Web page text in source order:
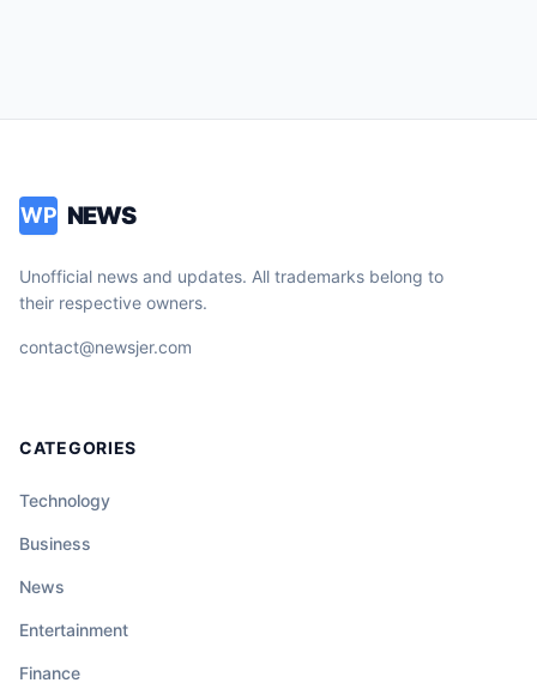
WP NEWS
Unofficial news and updates. All trademarks belong to
their respective owners.
contact@newsjer.com
CATEGORIES
Technology
Business
News
Entertainment
Finance